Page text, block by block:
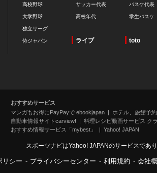
高校野球
大学野球
独立リーグ
侍ジャパン
サッカー代表
高校年代
バスケ代表
学生バスケ
ライブ toto
おすすめサービス
マンガもお得にPayPayで ebookjapan
ホテル、旅館予
自動車情報サイトcarview!
料理レシピ動画サービス ク
おすすめ情報サービス「mybest」
Yahoo! JAPAN
スポーツナビはYahoo! JAPANのサービスであ
リシー - プライバシーセンター - 利用規約 - 会社